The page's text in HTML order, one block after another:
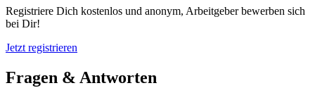
Registriere Dich kostenlos und anonym, Arbeitgeber bewerben sich
bei Dir!
Jetzt registrieren
Fragen & Antworten